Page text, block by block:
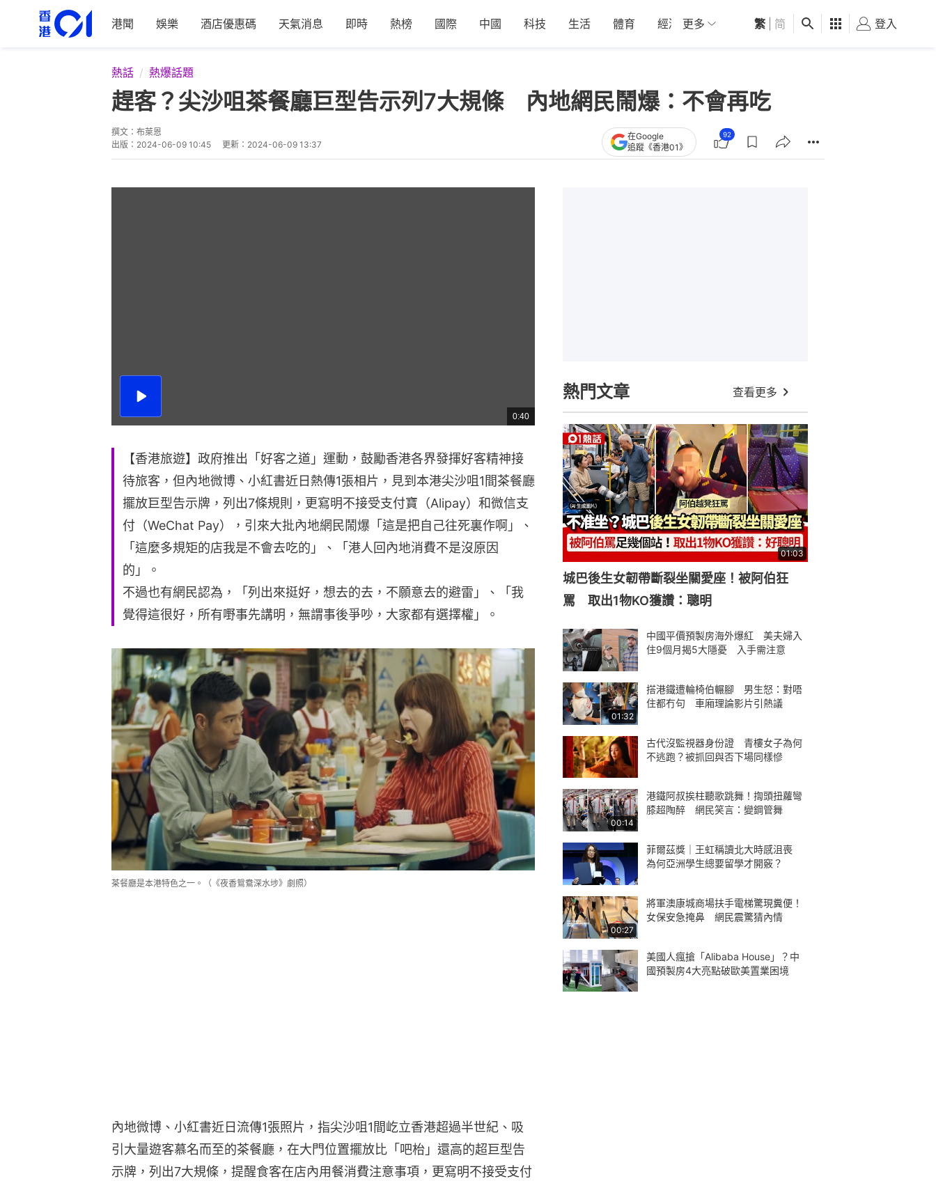
港聞 娛樂 酒店優惠碼 天氣消息 即時 熱榜 國際 中國 科技 生活 體育 經濟 01深圳 觀點 健康 好食玩飛
更多 繁 简 登入
熱話 熱爆話題
趕客？尖沙咀茶餐廳巨型告示列7大規條 內地網民鬧爆：不會再吃
撰文： 布萊恩
出版： 2024-06-09 10:45 更新： 2024-06-09 13:37
在Google
追蹤《香港01》
92
播
總
共
0:40
【香港旅遊】政府推出「好客之道」運動，鼓勵香港各界發揮好客精神接
待旅客，但內地微博、小紅書近日熱傳1張相片，見到本港尖沙咀1間茶餐廳
擺放巨型告示牌，列出7條規則，更寫明不接受支付寶（Alipay）和微信支
付（WeChat Pay），引來大批內地網民鬧爆「這是把自己往死裏作啊」、
「這麼多規矩的店我是不會去吃的」、「港人回內地消費不是沒原因
的」。
不過也有網民認為，「列出來挺好，想去的去，不願意去的避雷」、「我
覺得這很好，所有嘢事先講明，無謂事後爭吵，大家都有選擇權」。
茶餐廳是本港特色之一。（《夜香鴛鴦深水埗》劇照）
內地微博、小紅書近日流傳1張照片，指尖沙咀1間屹立香港超過半世紀、吸
引大量遊客慕名而至的茶餐廳，在大門位置擺放比「吧枱」還高的超巨型告
示牌，列出7大規條，提醒食客在店內用餐消費注意事項，更寫明不接受支付
熱門文章 查看更多
01:03
城巴後生女韌帶斷裂坐關愛座！被阿伯狂
罵 取出1物KO獲讚：聰明
中國平價預製房海外爆紅 美夫婦入
住9個月揭5大隱憂 入手需注意
01:32
搭港鐵遭輪椅伯輾腳 男生怒：對唔
住都冇句 車廂理論影片引熱議
古代沒監視器身份證 青樓女子為何
不逃跑？被抓回與否下場同樣慘
00:14
港鐵阿叔挨柱聽歌跳舞！揈頭扭蘿彎
膝超陶醉 網民笑言：變鋼管舞
菲爾茲獎｜王虹稱讀北大時感沮喪
為何亞洲學生總要留學才開竅？
00:27
將軍澳康城商場扶手電梯驚現糞便！
女保安急掩鼻 網民震驚猜內情
美國人瘋搶「Alibaba House」？中
國預製房4大亮點破歐美置業困境